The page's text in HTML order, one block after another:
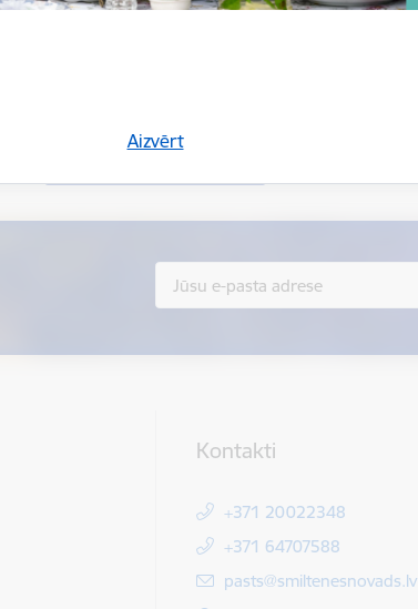
Aizvērt
Kontakti
+371 20022348
+371 64707588
E-pasts:
pasts@smiltenesnovads.lv